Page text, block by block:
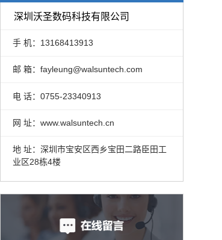
深圳沃圣数码科技有限公司
手 机：13168413913
邮 箱：fayleung@walsuntech.com
电 话：0755-23340913
网 址：www.walsuntech.cn
地 址：深圳市宝安区西乡宝田二路臣田工
业区28栋4楼